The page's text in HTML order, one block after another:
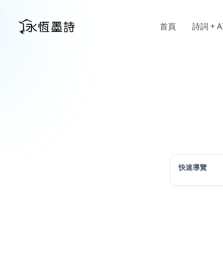
首頁 詩詞 +
快速導覽